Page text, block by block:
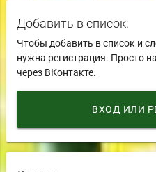
Добавить в список:
Чтобы добавить в список и
нужна регистрация. Просто
через ВКонтакте.
ВХОД ИЛИ